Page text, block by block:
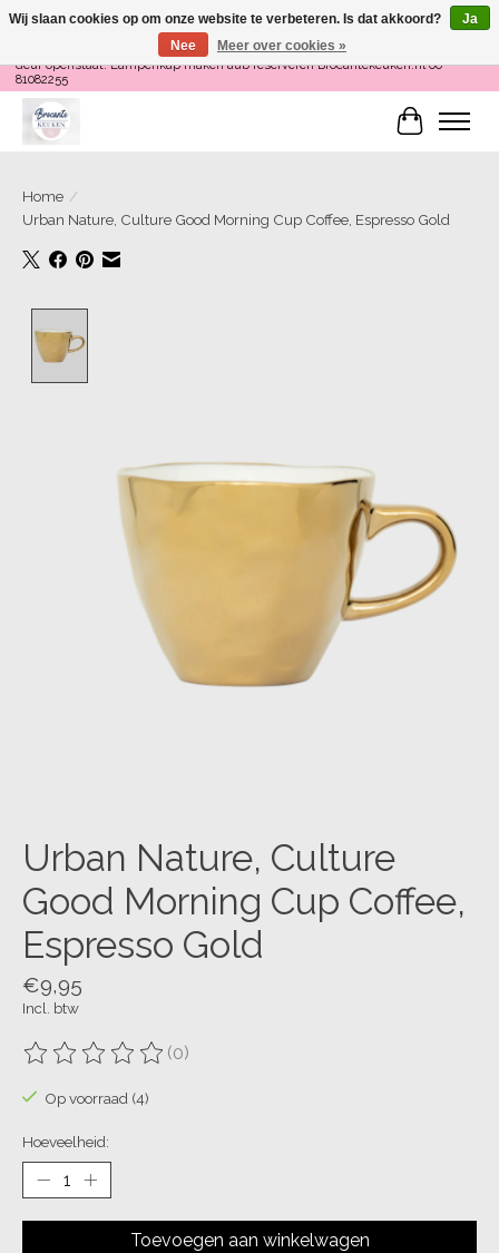
Loop binnen om Servies te Schilderen op do en zaterdag 12-16 uur of als de
deur openstaat! Lampenkap maken aub reserveren Brocantekeuken.nl 06
81082255
Home /
Urban Nature, Culture Good Morning Cup Coffee, Espresso Gold
Urban Nature, Culture
Good Morning Cup Coffee,
Espresso Gold
€9,95
Incl. btw
De beoordeling van dit product is
(0)
Op voorraad (4)
Hoeveelheid:
Toevoegen aan winkelwagen
Wij slaan cookies op om onze website te verbeteren. Is dat akkoord?
Ja
Nee
Meer over cookies »